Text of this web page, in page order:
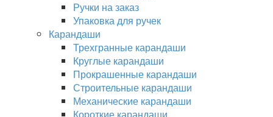
Ручки на заказ
Упаковка для ручек
Карандаши
Трехгранные карандаши
Круглые карандаши
Прокрашенные карандаши
Строительные карандаши
Механические карандаши